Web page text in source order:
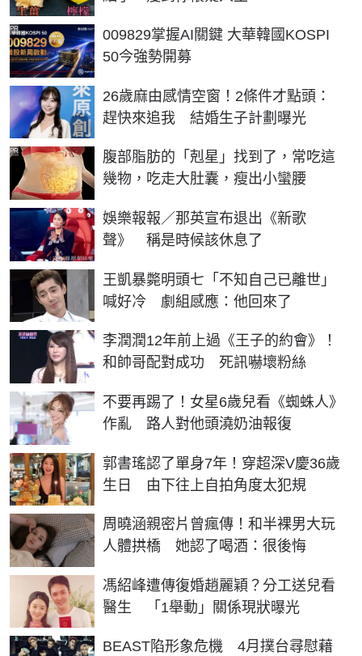
009829掌握AI關鍵 大華韓國KOSPI
50今強勢開募
PR
26歲麻由感情空窗！2條件才點頭：
趕快來追我 結婚生子計劃曝光
腹部脂肪的「剋星」找到了，常吃這
幾物，吃走大肚囊，瘦出小蠻腰
PR
娛樂報報／那英宣布退出《新歌
聲》 稱是時候該休息了
王凱暴斃明頭七「不知自己已離世」
喊好冷 劇組感應：他回來了
李潤潤12年前上過《王子的約會》！
和帥哥配對成功 死訊嚇壞粉絲
不要再踢了！女星6歲兒看《蜘蛛人》
作亂 路人對他頭澆奶油報復
郭書瑤認了單身7年！穿超深V慶36歲
生日 由下往上自拍角度太犯規
周曉涵親密片曾瘋傳！和半裸男大玩
人體拱橋 她認了喝酒：很後悔
馮紹峰遭傳復婚趙麗穎？分工送兒看
醫生 「1舉動」關係現狀曝光
BEAST陷形象危機 4月撲台尋慰藉